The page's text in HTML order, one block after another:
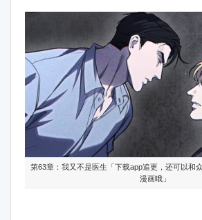
第63章：我又不是医生「下载app追更，还可以和
漫画哦」